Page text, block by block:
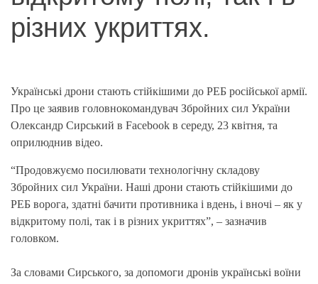
різних укриттях.
Українські дрони стають стійкішими до РЕБ російської армії.
Про це заявив головнокомандувач Збройних сил України
Олександр Сирський в Facebook в середу, 23 квітня, та
оприлюднив відео.
“Продовжуємо посилювати технологічну складову
Збройних сил України. Наші дрони стають стійкішими до
РЕБ ворога, здатні бачити противника і вдень, і вночі – як у
відкритому полі, так і в різних укриттях”, – зазначив
головком.
За словами Сирського, за допомоги дронів українські воїни